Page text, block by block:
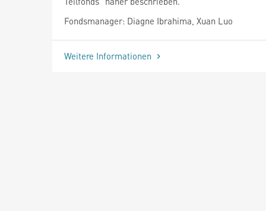
Fondsmanager: Diagne Ibrahima, Xuan Luo
Weitere Informationen